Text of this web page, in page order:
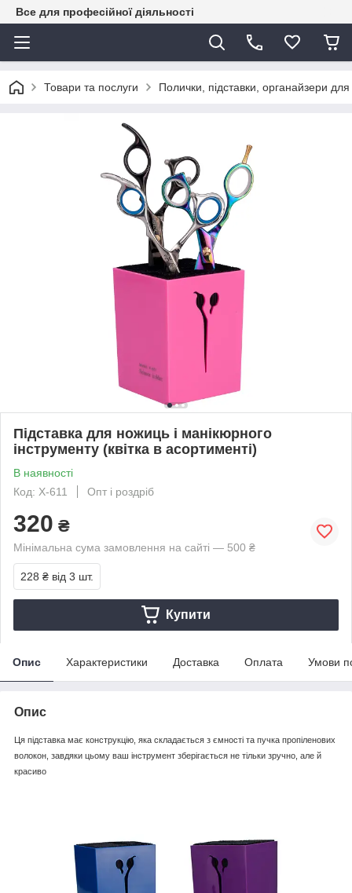
Все для професійної діяльності
Товари та послуги Полички, підставки, органайзери для
Підставка для ножиць і манікюрного
інструменту (квітка в асортименті)
В наявності
Код: X-611
Опт і роздріб
320 ₴
Мінімальна сума замовлення на сайті — 500 ₴
228 ₴ від 3 шт.
Купити
Опис Характеристики Доставка Оплата Умови
Опис
Ця підставка має конструкцію, яка складається з ємності та пучка пропіленових
волокон, завдяки цьому ваш інструмент зберігається не тільки зручно, але й
красиво